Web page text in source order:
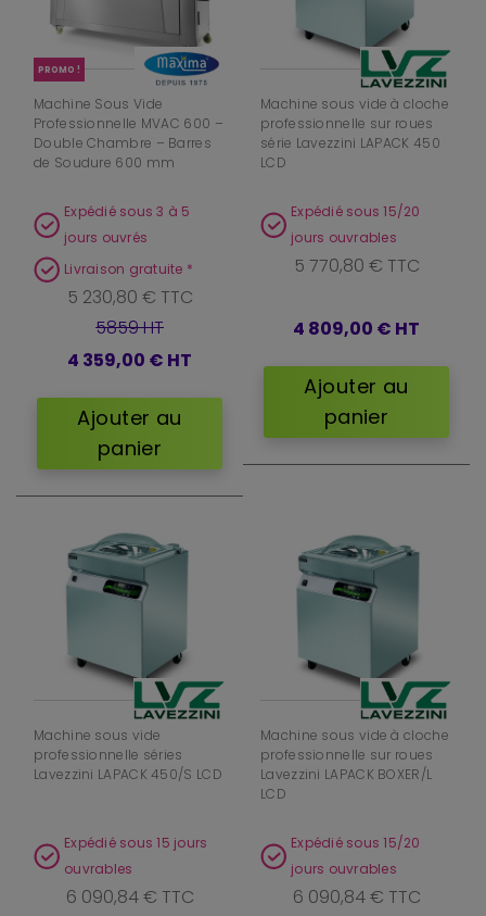
PROMO !
Machine Sous Vide
Professionnelle MVAC 600 –
Double Chambre – Barres
de Soudure 600 mm
Expédié sous 3 à 5
jours ouvrés
Livraison gratuite *
5 230,80 € TTC
5859 HT
4 359,00 € HT
Ajouter au
panier
Machine sous vide à cloche
professionnelle sur roues
série Lavezzini LAPACK 450
LCD
Expédié sous 15/20
jours ouvrables
5 770,80 € TTC
4 809,00 € HT
Ajouter au
panier
Machine sous vide
professionnelle séries
Lavezzini LAPACK 450/S LCD
Expédié sous 15 jours
ouvrables
6 090,84 € TTC
Machine sous vide à cloche
professionnelle sur roues
Lavezzini LAPACK BOXER/L
LCD
Expédié sous 15/20
jours ouvrables
6 090,84 € TTC